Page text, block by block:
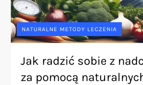
NATURALNE METODY LECZENIA
Jak radzić sobie z
za pomocą